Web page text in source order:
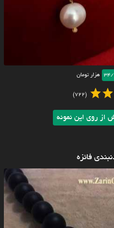
34/ هزار تومان
(722)
از روی این نمونه
فائزه